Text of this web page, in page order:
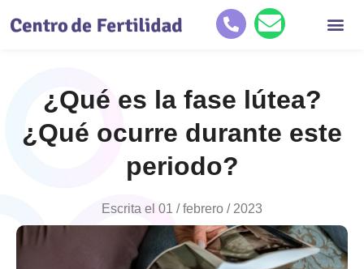
¿Qué es la fase lútea?
¿Qué ocurre durante este
periodo?
Escrita el 01 / febrero / 2023